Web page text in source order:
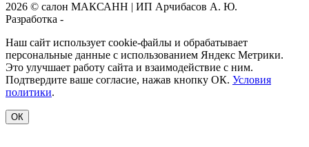
2026 © салон МАКСАНН | ИП Арчибасов А. Ю.
Разработка -
Наш сайт использует cookie-файлы и обрабатывает
персональные данные с использованием Яндекс Метрики.
Это улучшает работу сайта и взаимодействие с ним.
Подтвердите ваше согласие, нажав кнопку ОК. Условия
политики.
ОК